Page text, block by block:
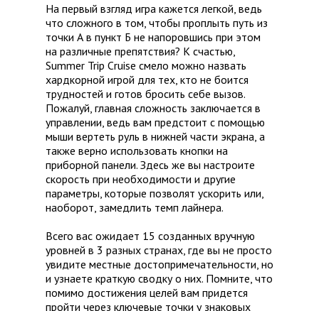
На первый взгляд игра кажется легкой, ведь
что сложного в том, чтобы проплыть путь из
точки А в пункт Б не напоровшись при этом
на различные препятствия? К счастью,
Summer Trip Cruise смело можно назвать
хардкорной игрой для тех, кто не боится
трудностей и готов бросить себе вызов.
Пожалуй, главная сложность заключается в
управлении, ведь вам предстоит с помощью
мыши вертеть руль в нижней части экрана, а
также верно использовать кнопки на
приборной панели. Здесь же вы настроите
скорость при необходимости и другие
параметры, которые позволят ускорить или,
наоборот, замедлить темп лайнера.
Всего вас ожидает 15 созданных вручную
уровней в 3 разных странах, где вы не просто
увидите местные достопримечательности, но
и узнаете краткую сводку о них. Помните, что
помимо достижения целей вам придется
пройти через ключевые точки у знаковых